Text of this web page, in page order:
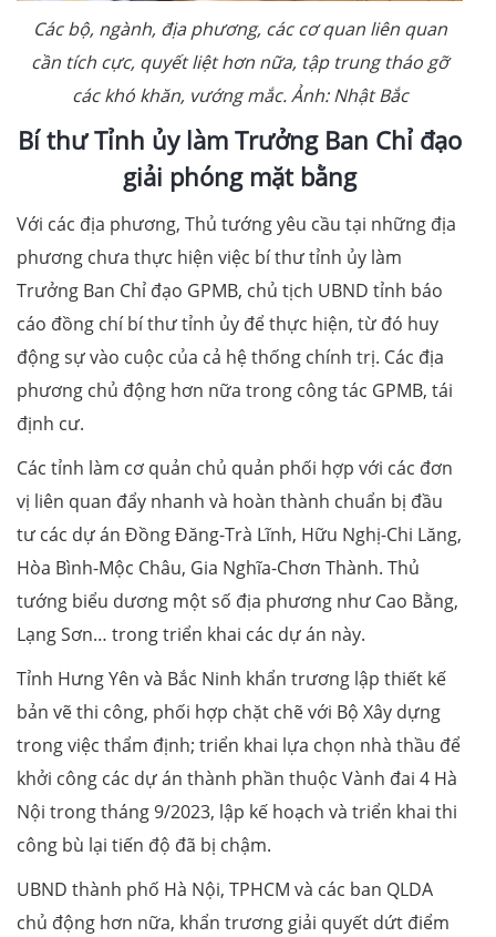
Các bộ, ngành, địa phương, các cơ quan liên quan
cần tích cực, quyết liệt hơn nữa, tập trung tháo gỡ
các khó khăn, vướng mắc. Ảnh: Nhật Bắc
Bí thư Tỉnh ủy làm Trưởng Ban Chỉ đạo
giải phóng mặt bằng
Với các địa phương, Thủ tướng yêu cầu tại những địa
phương chưa thực hiện việc bí thư tỉnh ủy làm
Trưởng Ban Chỉ đạo GPMB, chủ tịch UBND tỉnh báo
cáo đồng chí bí thư tỉnh ủy để thực hiện, từ đó huy
động sự vào cuộc của cả hệ thống chính trị. Các địa
phương chủ động hơn nữa trong công tác GPMB, tái
định cư.
Các tỉnh làm cơ quản chủ quản phối hợp với các đơn
vị liên quan đẩy nhanh và hoàn thành chuẩn bị đầu
tư các dự án Đồng Đăng-Trà Lĩnh, Hữu Nghị-Chi Lăng,
Hòa Bình-Mộc Châu, Gia Nghĩa-Chơn Thành. Thủ
tướng biểu dương một số địa phương như Cao Bằng,
Lạng Sơn… trong triển khai các dự án này.
Tỉnh Hưng Yên và Bắc Ninh khẩn trương lập thiết kế
bản vẽ thi công, phối hợp chặt chẽ với Bộ Xây dựng
trong việc thẩm định; triển khai lựa chọn nhà thầu để
khởi công các dự án thành phần thuộc Vành đai 4 Hà
Nội trong tháng 9/2023, lập kế hoạch và triển khai thi
công bù lại tiến độ đã bị chậm.
UBND thành phố Hà Nội, TPHCM và các ban QLDA
chủ động hơn nữa, khẩn trương giải quyết dứt điểm